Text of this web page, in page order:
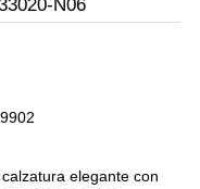
N06
elegante con